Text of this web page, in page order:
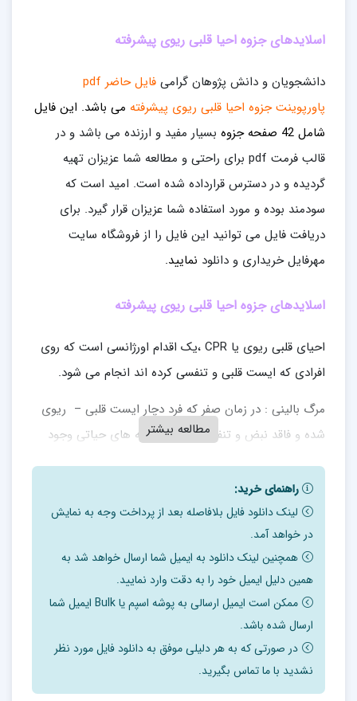
اسلایدهای جزوه احیا قلبی ریوی پیشرفته
دانشجویان و دانش پژوهان گرامی
فایل حاضر pdf
پاورپوینت جزوه احیا قلبی ریوی پیشرفته می باشد. این فایل
شامل 42 صفحه جزوه
بسیار مفید و ارزنده می باشد و در
قالب فرمت pdf برای راحتی و مطالعه شما عزیزان تهیه
گردیده و در دسترس قرارداده شده است. امید است که
سودمند بوده و مورد استفاده شما عزیزان قرار گیرد. برای
دریافت فایل می توانید این فایل را از فروشگاه سایت
مهرفایل خریداری و دانلود نمایید.
اسلایدهای جزوه احیا قلبی ریوی پیشرفته
احیای قلبی ریوی یا CPR ،یک اقدام اورژانسی است که روی
افرادی که ایست قلبی و تنفسی کرده اند انجام می شود.
مرگ بالینی : در زمان صفر که فرد دچار ایست قلبی – ریوی
شده و فاقد نبض و تنفس است و نشانه های حیاتی وجود
مرگ فیزیولوژیک : زمانیکه احیاء به دلایلی به تاخیر افتاده ،
کمبود اکسیژناسیون و گردش خون بیشتر از 6 – 4 دقیقه
بطول می انجامد ، آسیب های جبران ناپذیری در مغز ایجاد
می شود که منجر به مرگ فیزیولوژیک می گردد.
مدیریت ایست قلبی و ریتم ها
ایست قلبی می تواند در اثر 4 ریتم بوجود آمده باشد :
فیبریلاسیون بطنی ( VF )
مطالعه بیشتر
راهنمای خرید:
لینک دانلود فایل بلافاصله بعد از پرداخت وجه به نمایش
در خواهد آمد.
همچنین لینک دانلود به ایمیل شما ارسال خواهد شد به
همین دلیل ایمیل خود را به دقت وارد نمایید.
ممکن است ایمیل ارسالی به پوشه اسپم یا Bulk ایمیل شما
ارسال شده باشد.
در صورتی که به هر دلیلی موفق به دانلود فایل مورد نظر
نشدید با ما تماس بگیرید.